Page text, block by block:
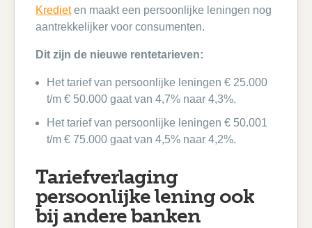
Kredieten maakt een persoonlijke leningen nog
aantrekkelijker voor consumenten.
Dit zijn de nieuwe rentetarieven:
Het tarief van persoonlijke leningen € 25.000
t/m € 50.000 gaat van 4,7% naar 4,3%.
Het tarief van persoonlijke leningen € 50.001
t/m € 75.000 gaat van 4,5% naar 4,2%.
Tariefverlaging
persoonlijke lening ook
bij andere banken